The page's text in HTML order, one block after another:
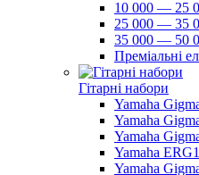
10 000 — 25
25 000 — 35
35 000 — 50
Преміальні
Гітарні набори
Yamaha
Yamaha
Yamaha
Yamaha
Yamaha